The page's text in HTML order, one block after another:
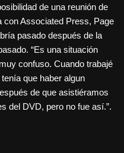
de una reunión de
con Associated Press, Page
pasado después de la
“Es una situación
confuso. Cuando trabajé
que haber algun
de que asistiéramos
del DVD, pero no fue así.”.